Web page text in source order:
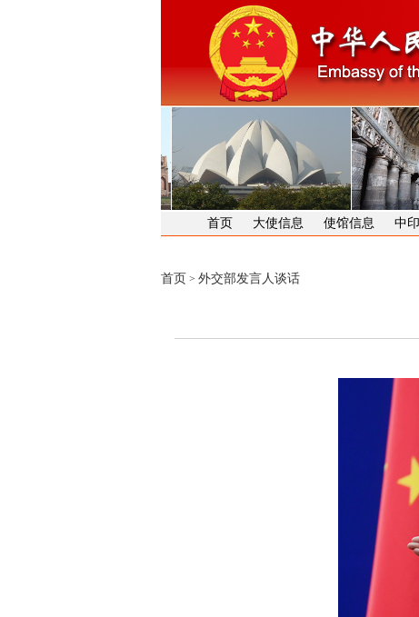
首页 大使信息 使馆信息 中
首页 > 外交部发言人谈话